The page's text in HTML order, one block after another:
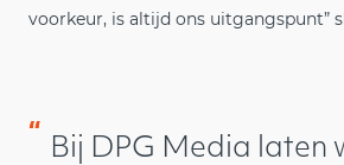
voorkeur, is altijd ons uitgangspunt”
“ Bij DPG Media laten